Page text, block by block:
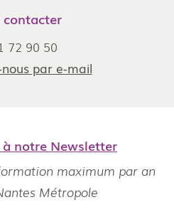
contacter
72 90 50
par e-mail
à notre Newsletter
maximum par an
Métropole